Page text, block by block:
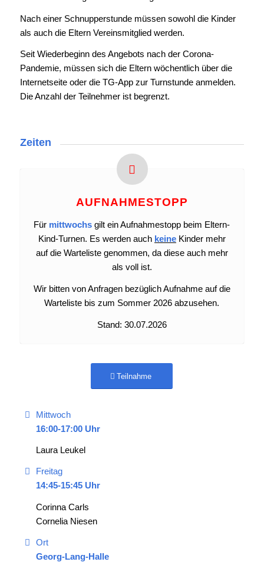
Nach einer Schnupperstunde müssen sowohl die Kinder
als auch die Eltern Vereinsmitglied werden.
Seit Wiederbeginn des Angebots nach der Corona-
Pandemie, müssen sich die Eltern wöchentlich über die
Internetseite oder die TG-App zur Turnstunde anmelden.
Die Anzahl der Teilnehmer ist begrenzt.
Zeiten
AUFNAHMESTOPP
Für mittwochs gilt ein Aufnahmestopp beim Eltern-
Kind-Turnen. Es werden auch keineKinder mehr
auf die Warteliste genommen, da diese auch mehr
als voll ist.
Wir bitten von Anfragen bezüglich Aufnahme auf die
Warteliste bis zum Sommer 2026 abzusehen.
Stand: 30.07.2026
Teilnahme
Mittwoch
16:00-17:00 Uhr
Laura Leukel
Freitag
14:45-15:45 Uhr
Corinna Carls
Cornelia Niesen
Ort
Georg-Lang-Halle